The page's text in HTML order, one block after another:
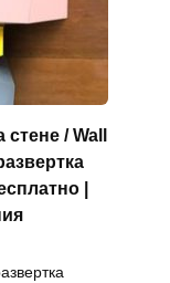
/ Wall
|